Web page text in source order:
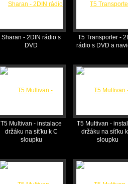
Sharan - 2DIN rádio s
DVD
T5 Transporter -
rádio s DVD a
T5 Multivan - instalace
držáku na síťku k C
sloupku
T5 Multivan -
držáku na síťku
sloupku